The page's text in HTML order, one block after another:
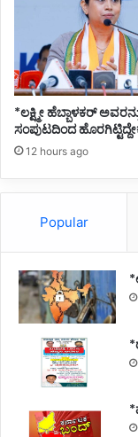
*ಲಕ್ಷ್ಮೀ ಹೆಬ್ಬಾಳಕರ್
ಸಂಪುಟದಿಂದ
12 hours ago
Popular